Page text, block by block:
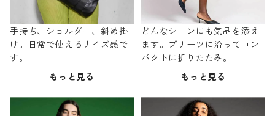
手持ち、ショルダー、斜め掛
け。日常で使えるサイズ感で
す。
もっと見る
どんなシーンにも気品を添え
ます。プリーツに沿ってコン
パクトに折りたたみ。
もっと見る